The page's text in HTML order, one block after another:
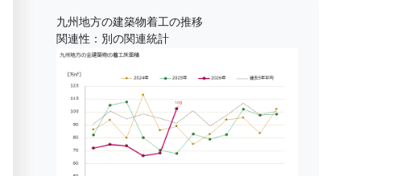
九州地方の建築物着工の推移
関連性：別の関連統計